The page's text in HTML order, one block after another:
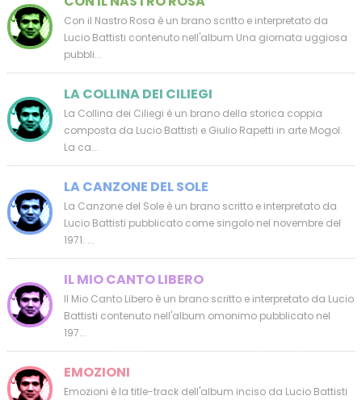
Con il Nastro Rosa è un brano scritto e interpretato da
Lucio Battisti contenuto nell'album Una giornata uggiosa
pubbli...
LA COLLINA DEI CILIEGI
La Collina dei Ciliegi è un brano della storica coppia
composta da Lucio Battisti e Giulio Rapetti in arte Mogol.
La ca...
LA CANZONE DEL SOLE
La Canzone del Sole è un brano scritto e interpretato da
Lucio Battisti pubblicato come singolo nel novembre del
1971. ...
IL MIO CANTO LIBERO
Il Mio Canto Libero è un brano scritto e interpretato da Lucio
Battisti contenuto nell'album omonimo pubblicato nel
197...
EMOZIONI
Emozioni è la title-track dell'album inciso da Lucio Battisti